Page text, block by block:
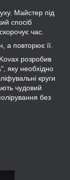
Майстер під
спосіб
час.
а повторює її.
розробив
яку необхідно
круги
чудовий
без